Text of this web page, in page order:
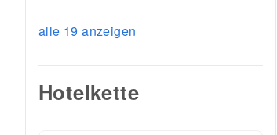
alle 19 anzeigen
Hotelkette